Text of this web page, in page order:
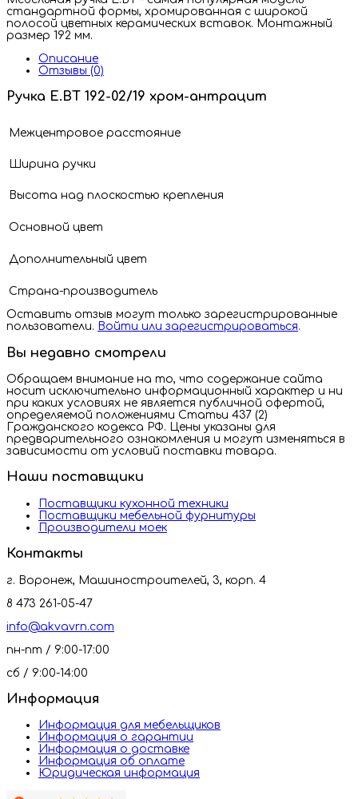
стандартной формы, хромированная с широкой
полосой цветных керамических вставок. Монтажный
размер 192 мм.
Описание
Отзывы (0)
Ручка E.BT 192-02/19 хром-антрацит
Межцентровое расстояние
Ширина ручки
Высота над плоскостью крепления
Основной цвет
Дополнительный цвет
Страна-производитель
Оставить отзыв могут только зарегистрированные
пользователи. Войти или зарегистрироваться.
Вы недавно смотрели
Обращаем внимание на то, что содержание сайта
носит исключительно информационный характер и ни
при каких условиях не является публичной офертой,
определяемой положениями Статьи 437 (2)
Гражданского кодекса РФ. Цены указаны для
предварительного ознакомления и могут изменяться в
зависимости от условий поставки товара.
Наши поставщики
Поставщики кухонной техники
Поставщики мебельной фурнитуры
Производители моек
Контакты
г. Воронеж, Машиностроителей, 3, корп. 4
8 473 261-05-47
info@akvavrn.com
пн-пт / 9:00-17:00
сб / 9:00-14:00
Информация
Информация для мебельщиков
Информация о гарантии
Информация о доставке
Информация об оплате
Юридическая информация